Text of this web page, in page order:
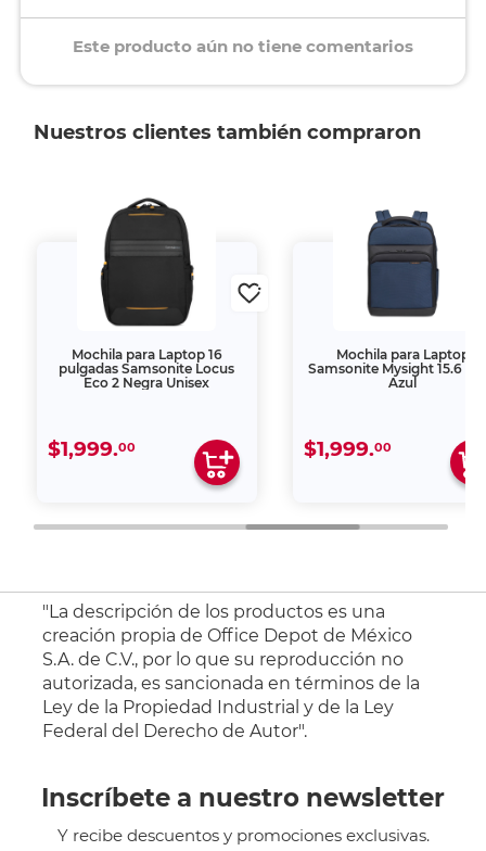
Este producto aún no tiene comentarios
Nuestros clientes también compraron
Mochila para Laptop 16
pulgadas Samsonite Locus
Eco 2 Negra Unisex
$1,999.00
Mochila para Laptop
Samsonite Mysight 15.6
Azul
$1,999.00
"La descripción de los productos es una
creación propia de Office Depot de México
S.A. de C.V., por lo que su reproducción no
autorizada, es sancionada en términos de la
Ley de la Propiedad Industrial y de la Ley
Federal del Derecho de Autor".
Inscríbete a nuestro newsletter
Y recibe descuentos y promociones exclusivas.